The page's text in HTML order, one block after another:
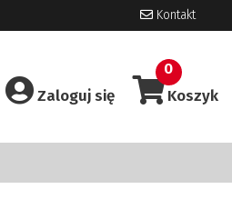
Kontakt
Koszyk
0
Zaloguj się